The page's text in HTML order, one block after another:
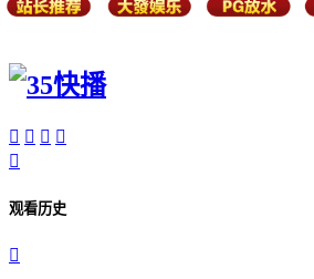
   

观看历史
